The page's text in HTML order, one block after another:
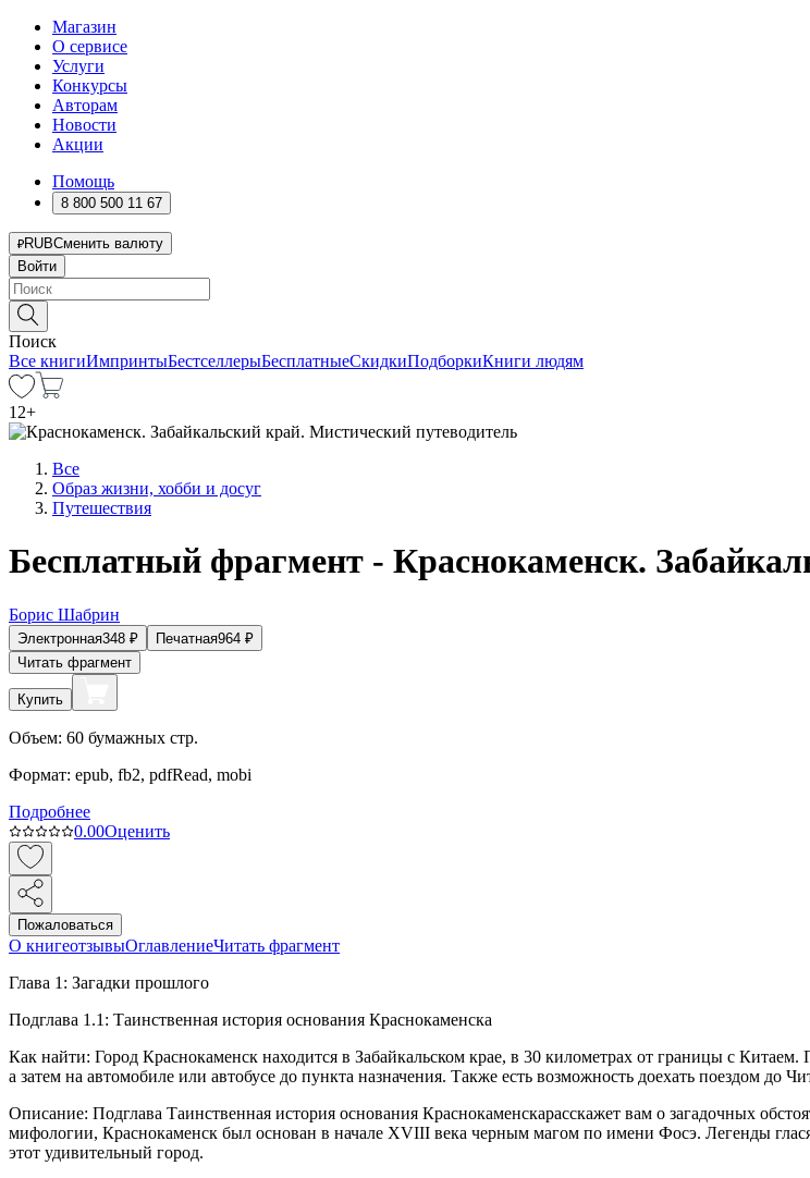
Магазин
О сервисе
Услуги
Конкурсы
Авторам
Новости
Акции
Помощь
8 800 500 11 67
RUBСменить валюту
Войти
Поиск
Все книгиИмпринтыБестселлерыБесплатныеСкидкиПодборкиКниги людям
12+
Все
Образ жизни, хобби и досуг
Путешествия
Бесплатный фрагмент - Краснокаменск.
Борис Шабрин
Электронная348 ₽ Печатная964 ₽
Читать фрагмент
Купить
Объем: 60 бумажных стр.
Формат: epub, fb2, pdfRead, mobi
Подробнее
0.00Оценить
Пожаловаться
О книгеотзывыОглавлениеЧитать фрагмент
Глава 1: Загадки прошлого
Подглава 1.1: Таинственная история основания Краснокаменска
Как найти: Город Краснокаменск находится в Забайкальском крае, в 30 километрах от границы с
а затем на автомобиле или автобусе до пункта назначения. Также есть возможность доехать поездом до
Описание: Подглава Таинственная история основания Краснокаменскарасскажет вам о загадочных
мифологии, Краснокаменск был основан в начале XVIII века черным магом по имени Фосэ. Легенды
этот удивительный город.